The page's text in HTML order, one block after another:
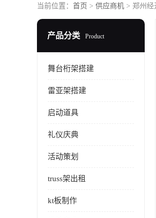
当前位置： 首页 > 供应商机 > 郑州经
产品分类 Product
舞台桁架搭建
雷亚架搭建
启动道具
礼仪庆典
活动策划
truss架出租
kt板制作